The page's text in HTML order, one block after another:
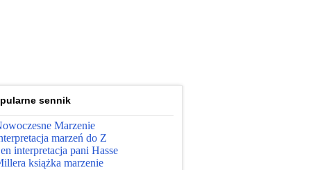
sennik
Marzenie
marzeń do Z
interpretacja pani Hasse
książka marzenie